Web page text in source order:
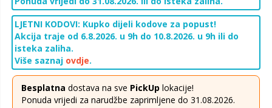
LJETNI KODOVI: Kupko dijeli kodove za popust!
Akcija traje od 6.8.2026. u 9h do 10.8.2026. u 9h ili do
isteka zaliha.
Više saznaj ovdje.
Besplatna dostava na sve PickUp lokacije!
Ponuda vrijedi za narudžbe zaprimljene do 31.08.2026.